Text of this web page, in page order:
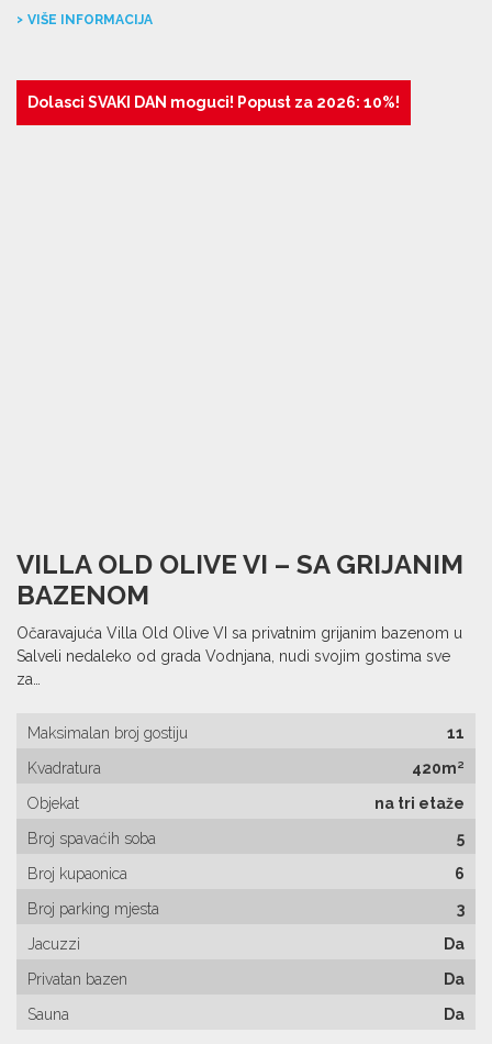
VIŠE INFORMACIJA
Dolasci SVAKI DAN moguci! Popust za 2026: 10%!
VILLA OLD OLIVE VI – SA GRIJANIM
BAZENOM
Očaravajuća Villa Old Olive VI sa privatnim grijanim bazenom u
Salveli nedaleko od grada Vodnjana, nudi svojim gostima sve
za…
Maksimalan broj gostiju
11
Kvadratura
420m²
Objekat
na tri etaže
Broj spavaćih soba
5
Broj kupaonica
6
Broj parking mjesta
3
Jacuzzi
Da
Privatan bazen
Da
Sauna
Da